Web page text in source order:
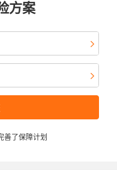
方案
善了保障计划